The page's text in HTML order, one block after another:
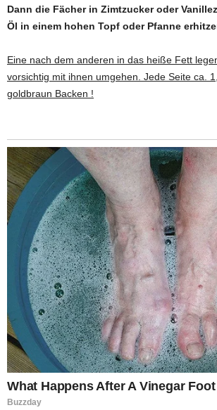
Dann die Fächer in Zimtzucker oder
Öl in einem hohen Topf oder Pfanne
Eine nach dem anderen in das heiße Fett
vorsichtig mit ihnen umgehen. Jede Seite ca.
goldbraun Backen !